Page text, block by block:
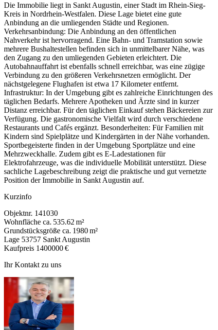
Die Immobilie liegt in Sankt Augustin, einer Stadt im Rhein-Sieg-
Kreis in Nordrhein-Westfalen. Diese Lage bietet eine gute
Anbindung an die umliegenden Städte und Regionen.
Verkehrsanbindung: Die Anbindung an den öffentlichen
Nahverkehr ist hervorragend. Eine Bahn- und Tramstation sowie
mehrere Bushaltestellen befinden sich in unmittelbarer Nähe, was
den Zugang zu den umliegenden Gebieten erleichtert. Die
Autobahnauffahrt ist ebenfalls schnell erreichbar, was eine zügige
Verbindung zu den größeren Verkehrsnetzen ermöglicht. Der
nächstgelegene Flughafen ist etwa 17 Kilometer entfernt.
Infrastruktur: In der Umgebung gibt es zahlreiche Einrichtungen des
täglichen Bedarfs. Mehrere Apotheken und Ärzte sind in kurzer
Distanz erreichbar. Für den täglichen Einkauf stehen Bäckereien zur
Verfügung. Die gastronomische Vielfalt wird durch verschiedene
Restaurants und Cafés ergänzt. Besonderheiten: Für Familien mit
Kindern sind Spielplätze und Kindergärten in der Nähe vorhanden.
Sportbegeisterte finden in der Umgebung Sportplätze und eine
Mehrzweckhalle. Zudem gibt es E-Ladestationen für
Elektrofahrzeuge, was die individuelle Mobilität unterstützt. Diese
sachliche Lagebeschreibung zeigt die praktische und gut vernetzte
Position der Immobilie in Sankt Augustin auf.
Kurzinfo
Objektnr. 141030
Wohnfläche ca. 535.62 m²
Grundstücksgröße ca. 1980 m²
Lage 53757 Sankt Augustin
Kaufpreis 1400000 €
Ihr Kontakt zu uns